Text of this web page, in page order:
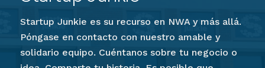
Startup Junkie es su recurso en NWA y más allá.
Póngase en contacto con nuestro amable y
solidario equipo. Cuéntanos sobre tu negocio o